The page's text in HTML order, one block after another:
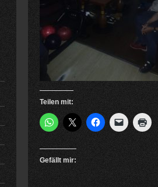
Teilen mit:
Gefällt mir: